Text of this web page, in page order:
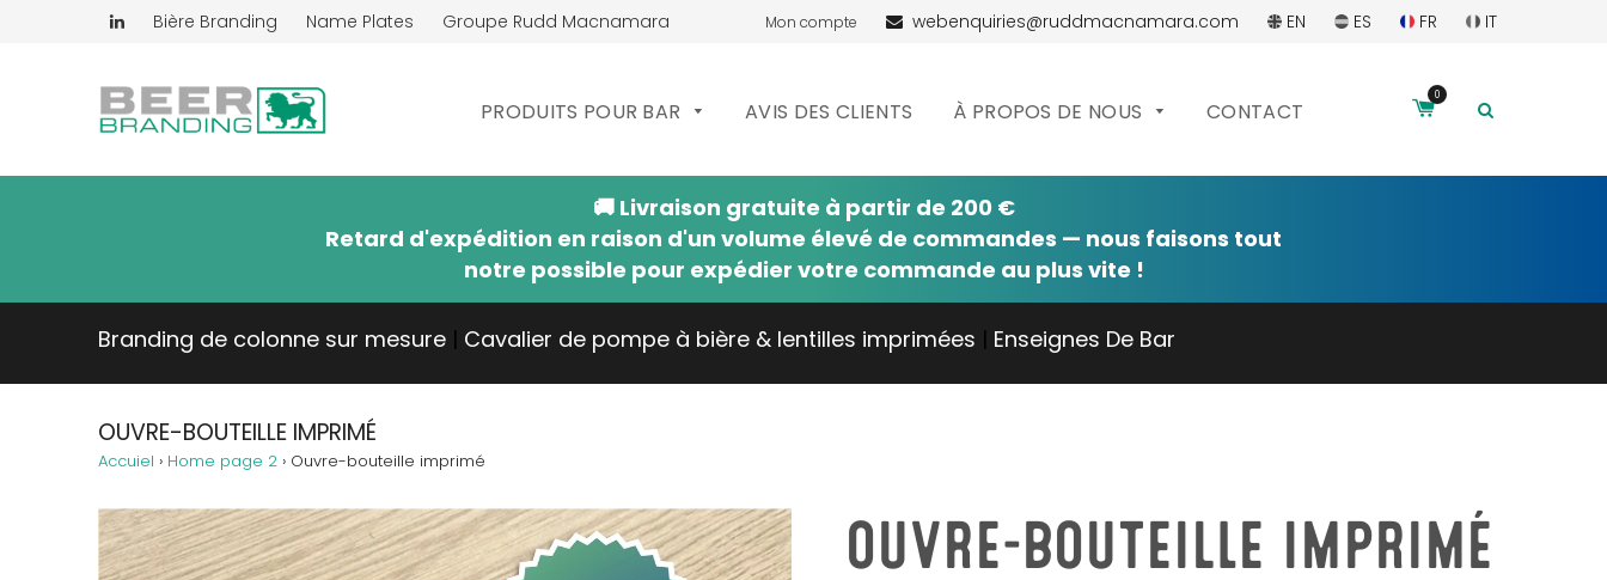
Bière Branding Name Plates Groupe Rudd Macnamara Mon compte webenquiries@ruddmacnamara.com EN ES FR IT
0
PRODUITS POUR BAR AVIS DES CLIENTS À PROPOS DE NOUS CONTACT
🚚 Livraison gratuite à partir de 200 €
Retard d'expédition en raison d'un volume élevé de commandes — nous faisons tout
notre possible pour expédier votre commande au plus vite !
Branding de colonne sur mesure | Cavalier de pompe à bière & lentilles imprimées | Enseignes De Bar
OUVRE-BOUTEILLE IMPRIMÉ
Accuiel › Home page 2 › Ouvre-bouteille imprimé
OUVRE-BOUTEILLE IMPRIMÉ